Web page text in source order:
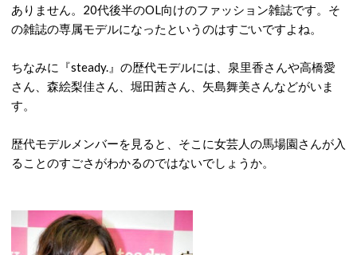
ありません。20代後半のOL向けのファッション雑誌です。そ
の雑誌の専属モデルになったというのはすごいですよね。
ちなみに『steady.』の歴代モデルには、泉里香さんや高橋愛
さん、森絵梨佳さん、堀田茜さん、矢島舞美さんなどがいま
す。
歴代モデルメンバーを見ると、そこに女芸人の馬場園さんが入
ることのすごさがわかるのではないでしょうか。